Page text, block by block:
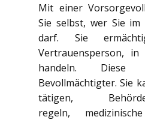
Mit einer
Sie selbst, wer Sie
darf. Sie
Vertrauensperson,
handeln. Diese
Bevollmächtigter. Sie
tätigen,
regeln,